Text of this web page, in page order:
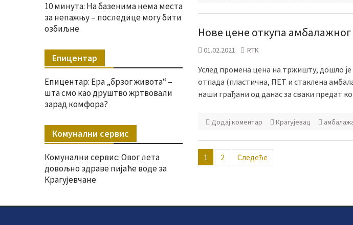
Нове цене откупа амбалажног
01.02.2021 RTK
Услед промена цена на тржишту, дошло
отпада (пластична, ПЕТ и стаклена
наши грађани од данас за сваки предат
Додај коментар Крагујевац
Пагинација
чланака
1 2 Следеће
10 минута: На базенима нема места
за непажњу – последице могу бити
озбиљне
Епицентар
Епицентар: Ера „брзог живота“ –
шта смо као друштво жртвовали
зарад комфора?
Комунални сервис
Комунални сервис: Овог лета
довољно здраве пијаће воде за
Крагујевчане